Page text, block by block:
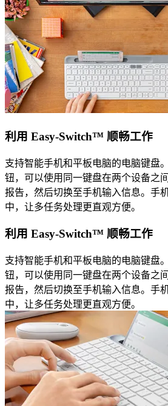
利用 Easy-Switch™ 顺畅工作
支持智能手机和平板电脑的电脑键盘
钮，可以使用同一键盘在两个设备之
报告，然后切换至手机输入信息。手
中，让多任务处理更直观方便。
利用 Easy-Switch™ 顺畅工作
支持智能手机和平板电脑的电脑键盘
钮，可以使用同一键盘在两个设备之
报告，然后切换至手机输入信息。手
中，让多任务处理更直观方便。